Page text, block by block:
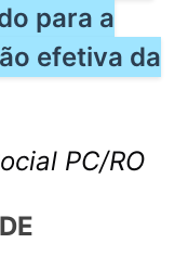
para a
efetiva da
PC/RO